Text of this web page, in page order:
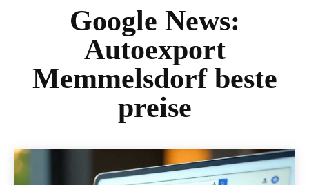
Google News:
Autoexport
Memmelsdorf beste
preise